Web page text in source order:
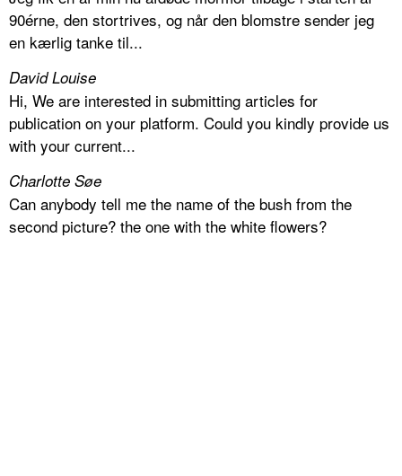
90érne, den stortrives, og når den blomstre sender jeg
en kærlig tanke til...
David Louise
Hi, We are interested in submitting articles for
publication on your platform. Could you kindly provide us
with your current...
Charlotte Søe
Can anybody tell me the name of the bush from the
second picture? the one with the white flowers?